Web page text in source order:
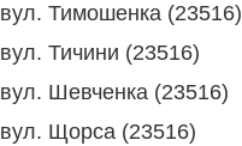
вул. Тимошенка (23516)
вул. Тичини (23516)
вул. Шевченка (23516)
вул. Щорса (23516)